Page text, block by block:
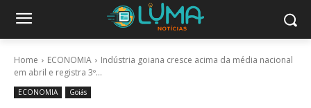
Home ECONOMIA
Indústria goiana cresce acima da média nacional
em abril e registra 3º...
ECONOMIA Goiás